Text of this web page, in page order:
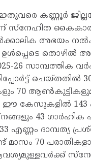
കണ്ണൂർ
അഭയം
തൊഴിൽ
26 സാമ്പത്തിക
ചെയ്തതിൽ
70
ഈ കേസുകളിൽ 143
43 ഗാർഹിക
എണ്ണം ദാമ്പത്യ
മാസം 70